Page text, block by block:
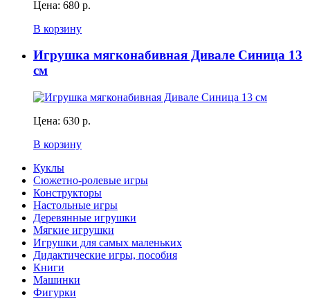
Цена: 680 р.
В корзину
Игрушка мягконабивная Дивале Синица 13
см
Цена: 630 р.
В корзину
Куклы
Сюжетно-ролевые игры
Конструкторы
Настольные игры
Деревянные игрушки
Мягкие игрушки
Игрушки для самых маленьких
Дидактические игры, пособия
Книги
Машинки
Фигурки